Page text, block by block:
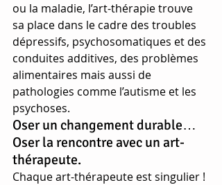
ou la maladie, l’art-thérapie trouve
sa place dans le cadre des troubles
dépressifs, psychosomatiques et des
conduites additives, des problèmes
alimentaires mais aussi de
pathologies comme l’autisme et les
psychoses.
Oser un changement durable…
Oser la rencontre avec un art-
thérapeute.
Chaque art-thérapeute est singulier !